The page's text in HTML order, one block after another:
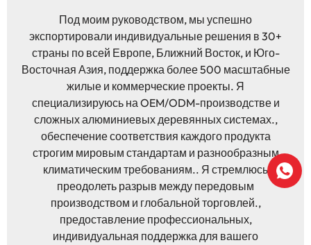
Под моим руководством, мы успешно
экспортировали индивидуальные решения в 30+
страны по всей Европе, Ближний Восток, и Юго-
Восточная Азия, поддержка более 500 масштабные
жилые и коммерческие проекты. Я
специализируюсь на OEM/ODM-производстве и
сложных алюминиевых деревянных системах.,
обеспечение соответствия каждого продукта
строгим мировым стандартам и разнообразным
климатическим требованиям.. Я стремлюсь
преодолеть разрыв между передовым
производством и глобальной торговлей.,
предоставление профессиональных,
индивидуальная поддержка для вашего